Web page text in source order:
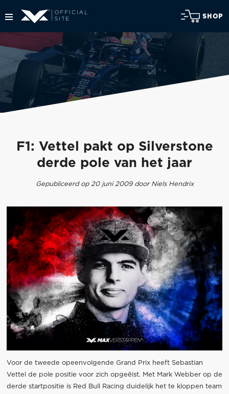
SHOP
F1: Vettel pakt op Silverstone
derde pole van het jaar
Gepubliceerd op 20 juni 2009 door Niels Hendrix
Voor de tweede opeenvolgende Grand Prix heeft Sebastian
Vettel de pole positie voor zich opgeëist. Met Mark Webber op de
derde startpositie is Red Bull Racing duidelijk het te kloppen team